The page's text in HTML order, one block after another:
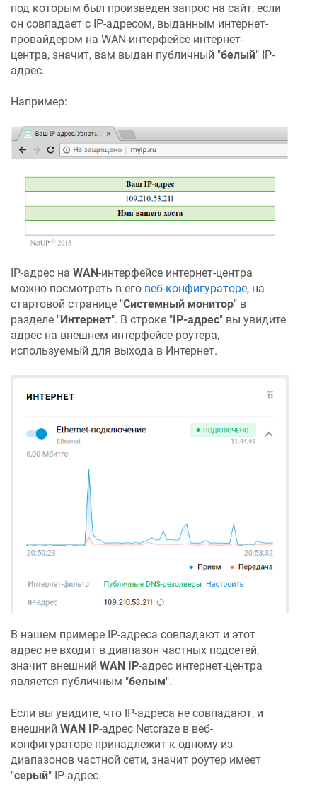
под которым был произведен запрос на сайт; если
он совпадает с IP-адресом, выданным интернет-
провайдером на WAN-интерфейсе интернет-
центра, значит, вам выдан публичный "белый" IP-
адрес.
Например:
IP-адрес на WAN-интерфейсе интернет-центра
можно посмотреть в его веб-конфигураторе, на
стартовой странице "Системный монитор" в
разделе "Интернет". В строке " IP-адрес" вы увидите
адрес на внешнем интерфейсе роутера,
используемый для выхода в Интернет.
В нашем примере IP-адреса совпадают и этот
адрес не входит в диапазон частных подсетей,
значит внешний WAN IP-адрес интернет-центра
является публичным "белым".
Если вы увидите, что IP-адреса не совпадают, и
внешний WAN IP-адрес Netcraze в веб-
конфигураторе принадлежит к одному из
диапазонов частной сети, значит роутер имеет
"серый" IP-адрес.